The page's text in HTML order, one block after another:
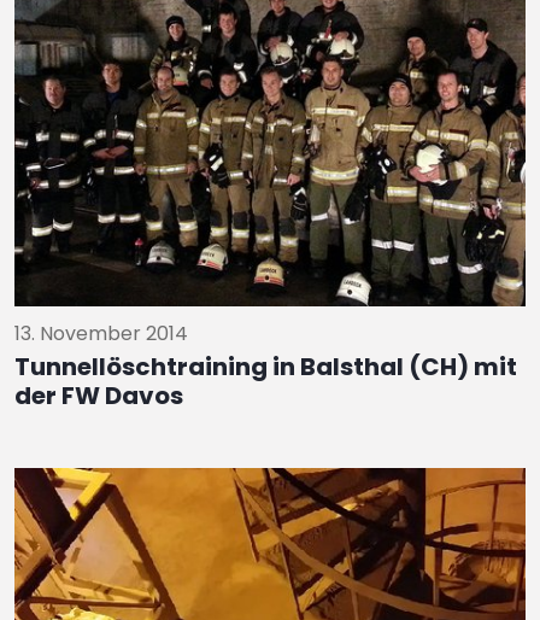
13. November 2014
Tunnellöschtraining in Balsthal (CH) mit
der FW Davos